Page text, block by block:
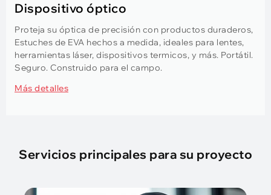
Dispositivo óptico
Proteja su óptica de precisión con productos duraderos,
Estuches de EVA hechos a medida, ideales para lentes,
herramientas láser, dispositivos termicos, y más. Portátil.
Seguro. Construido para el campo.
Más detalles
Servicios principales para su proyecto